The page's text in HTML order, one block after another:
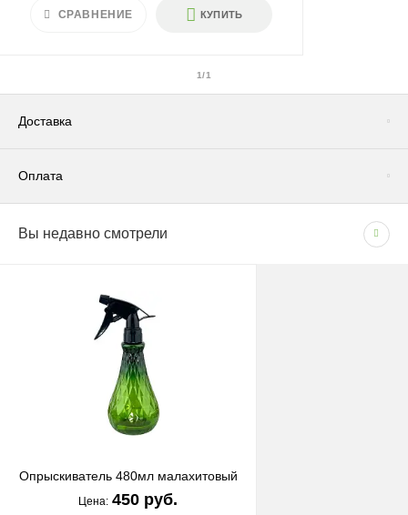
КУПИТЬ
СРАВНЕНИЕ
1/1
Доставка
Доставка — 1–2 рабочих дня после оформления
заказа; при безналичной оплате — после поступления
средств на счёт.
При отсутствии позиции на складе: растения — 1–2
недели, кашпо — 1,5–3 недели.
Москва (внутри МКАД) — 1000 ₽
МО за МКАД — 1000 ₽ + 60 ₽/км
Оплата
СПОСОБЫ ОПЛАТЫ
- Безналичным способом на основании счета
Вы недавно смотрели
Опрыскиватель 480мл малахитовый
Цена: 450 руб.